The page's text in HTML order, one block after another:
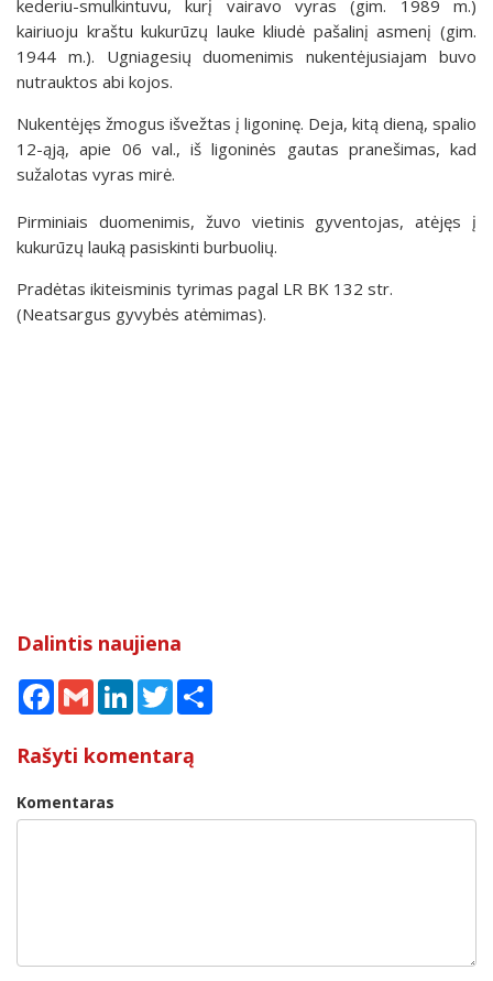
kederiu-smulkintuvu, kurį vairavo vyras (gim. 1989 m.)
kairiuoju kraštu kukurūzų lauke kliudė pašalinį asmenį (gim.
1944 m.). Ugniagesių duomenimis nukentėjusiajam buvo
nutrauktos abi kojos.
Nukentėjęs žmogus išvežtas į ligoninę. Deja, kitą dieną, spalio
12-ąją, apie 06 val., iš ligoninės gautas pranešimas, kad
sužalotas vyras mirė.
Pirminiais duomenimis, žuvo vietinis gyventojas, atėjęs į
kukurūzų lauką pasiskinti burbuolių.
Pradėtas ikiteisminis tyrimas pagal LR BK 132 str.
(Neatsargus gyvybės atėmimas).
Dalintis naujiena
Facebook
Gmail LinkedInTwitter
Rašyti komentarą
Komentaras